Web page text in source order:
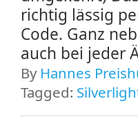
richtig lässig
Code. Ganz
auch bei jeder
By Hannes
Tagged: